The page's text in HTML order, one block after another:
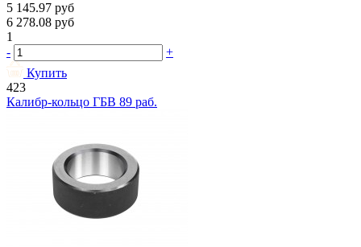
5 145.97 руб
6 278.08 руб
1
-
+
Купить
423
Калибр-кольцо ГБВ 89 раб.